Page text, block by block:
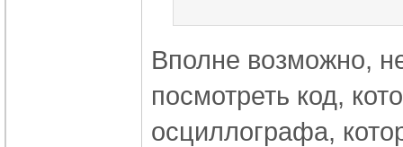
Вполне возможно,
посмотреть код,
осциллографа,